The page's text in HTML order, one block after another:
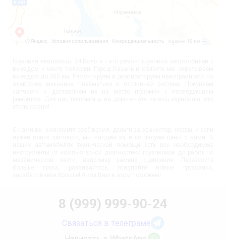
8 (999) 999-90-24
Связаться в телеграме